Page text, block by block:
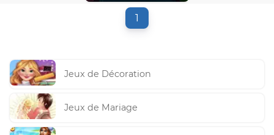
1
Jeux de Décoration
Jeux de Mariage